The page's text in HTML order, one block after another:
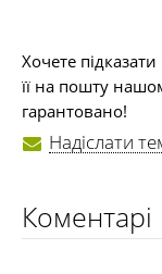
Хочете
її на пошту
гарантовано!
Надіслати
Коментарі